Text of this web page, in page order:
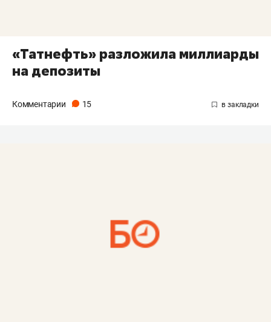
«Татнефть» разложила миллиарды
на депозиты
Комментарии 15